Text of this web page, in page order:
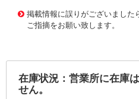
掲載情報に誤りがございました
ご指摘をお願い致します。
在庫状況：営業所に在庫
せん。